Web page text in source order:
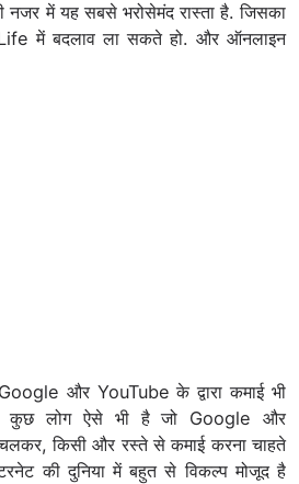
नजर में यह सबसे भरोसेमंद रास्ता है. जिसका
में बदलाव ला सकते हो. और ऑनलाइन
और YouTube के द्वारा कमाई भी
कुछ लोग ऐसे भी है जो Google और
किसी और रस्ते से कमाई करना चाहते
की दुनिया में बहुत से विकल्प मोजूद है